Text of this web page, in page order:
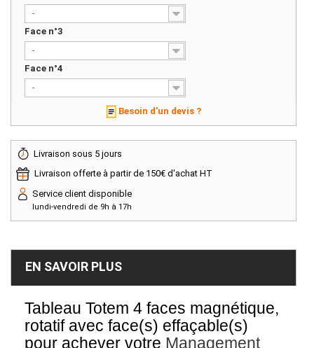
-
Face n°3
-
Face n°4
-
Besoin d'un devis ?
Livraison sous 5 jours
Livraison offerte à partir de 150€ d'achat HT
Service client disponible
lundi-vendredi de 9h à 17h
EN SAVOIR PLUS
Tableau Totem 4 faces magnétique,
rotatif avec face(s) effaçable(s)
pour achever votre Management